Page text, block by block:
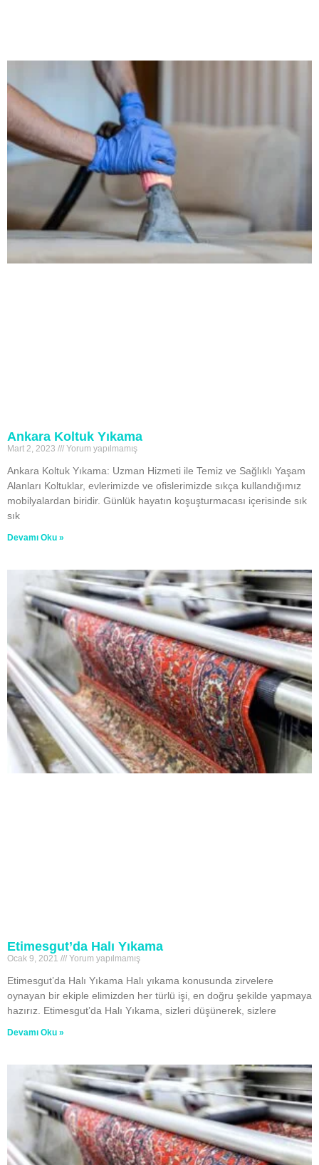
Ankara Koltuk Yıkama
Mart 2, 2023 Yorum yapılmamış
Ankara Koltuk Yıkama: Uzman Hizmeti ile Temiz ve Sağlıklı Yaşam
Alanları Koltuklar, evlerimizde ve ofislerimizde sıkça kullandığımız
mobilyalardan biridir. Günlük hayatın koşuşturmacası içerisinde sık
sık
Devamı Oku »
Etimesgut’da Halı Yıkama
Ocak 9, 2021 Yorum yapılmamış
Etimesgut’da Halı Yıkama Halı yıkama konusunda zirvelere
oynayan bir ekiple elimizden her türlü işi, en doğru şekilde yapmaya
hazırız. Etimesgut’da Halı Yıkama, sizleri düşünerek, sizlere
Devamı Oku »